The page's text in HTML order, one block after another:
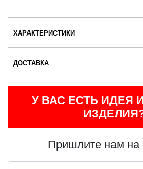
ХАРАКТЕРИСТИКИ
ДОСТАВКА
У ВАС ЕСТЬ ИДЕЯ
Пришлите нам на